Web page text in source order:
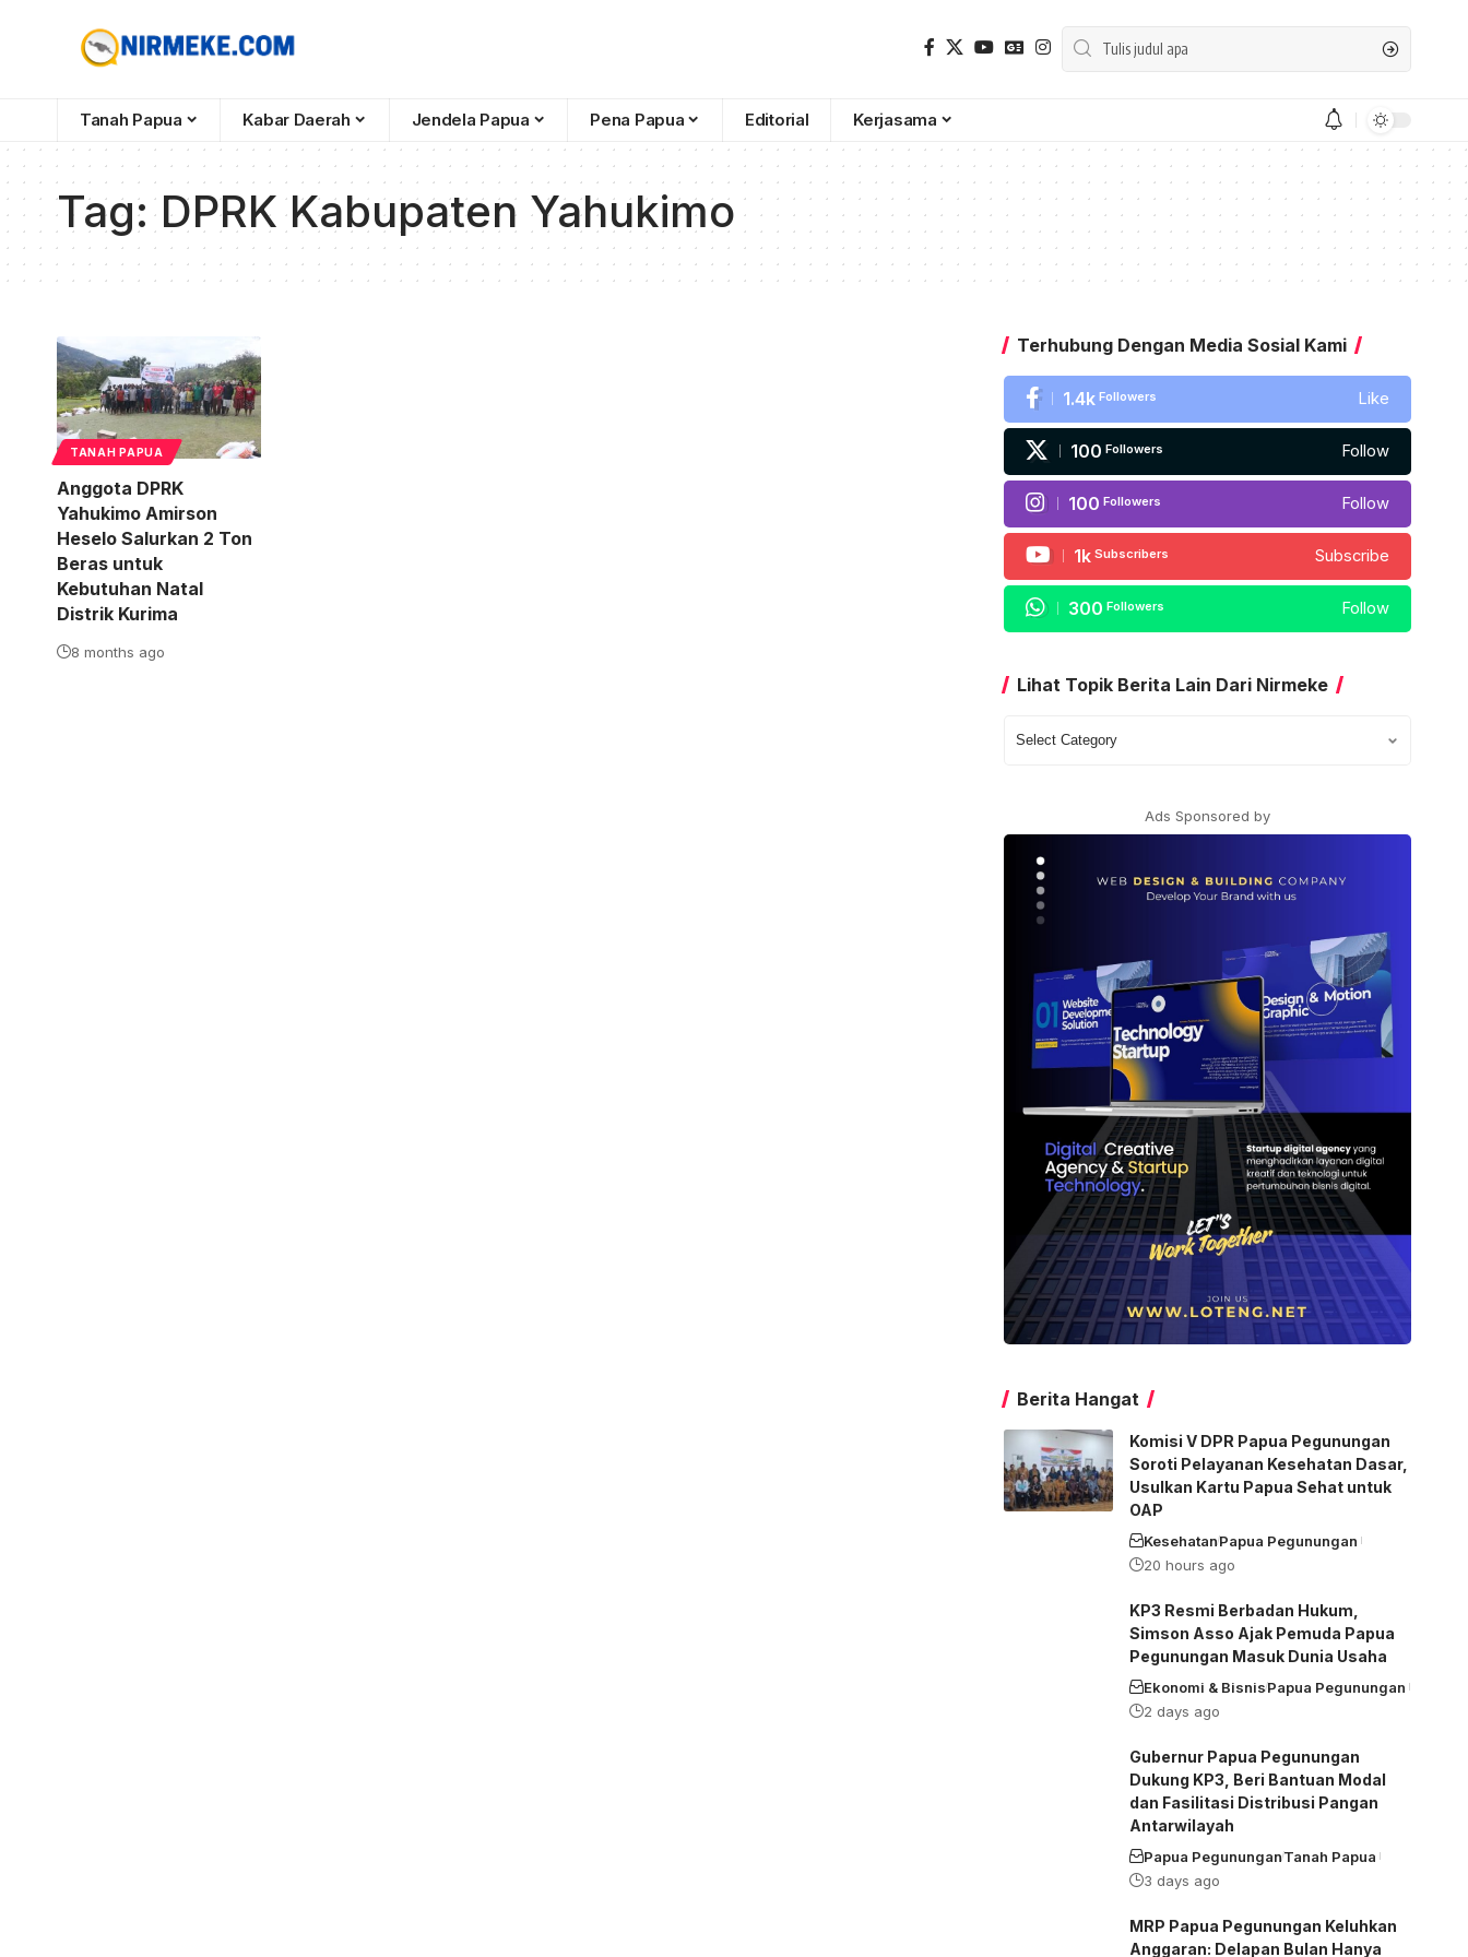
Tanah Papua Kabar Daerah Jendela Papua Pena Papua Editorial Kerjasama
Tag:DPRK Kabupaten Yahukimo
TANAH PAPUA
Anggota DPRK
Yahukimo Amirson
Heselo Salurkan 2 Ton
Beras untuk
Kebutuhan Natal
Distrik Kurima
8 months ago
Terhubung Dengan Media Sosial Kami
1.4k Followers Like
100 Followers Follow
100 Followers Follow
1k Subscribers Subscribe
300 Followers Follow
Lihat Topik Berita Lain Dari Nirmeke
Dari
Nirmeke
Ads Sponsored by
Berita Hangat
Komisi V DPR Papua Pegunungan
Soroti Pelayanan Kesehatan Dasar,
Usulkan Kartu Papua Sehat untuk
OAP
KesehatanPapua Pegunungan
20 hours ago
KP3 Resmi Berbadan Hukum,
Simson Asso Ajak Pemuda Papua
Pegunungan Masuk Dunia Usaha
Ekonomi & BisnisPapua Pegunungan
2 days ago
Gubernur Papua Pegunungan
Dukung KP3, Beri Bantuan Modal
dan Fasilitasi Distribusi Pangan
Antarwilayah
Papua PegununganTanah Papua
3 days ago
MRP Papua Pegunungan Keluhkan
Anggaran: Delapan Bulan Hanya